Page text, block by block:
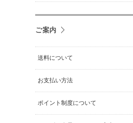
ご案内
送料について
お支払い方法
ポイント制度について